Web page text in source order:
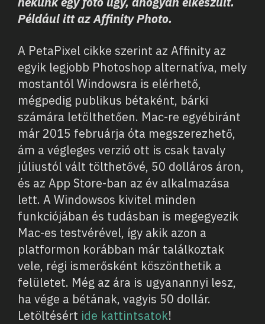
Például itt az Affinity Photo.
A PetaPixel cikke szerint az Affinity az
egyik legjobb Photoshop alternatíva, mely
mostantól Windowsra is elérhető,
mégpedig publikus bétaként, bárki
számára letölthetően. Mac-re egyébiránt
már 2015 februárja óta megszerezhető,
ám a végleges verzió ott is csak tavaly
júliustól vált tölthetővé, 50 dolláros áron,
és az App Store-ban az év alkalmazása
lett. A Windowsos kivitel minden
funkciójában és tudásban is megegyezik
Mac-es testvérével, így akik azon a
platformon korábban már találkoztak
vele, régi ismerősként köszönthetik a
felületet. Még az ára is ugyanannyi lesz,
ha vége a bétának, vagyis 50 dollár.
Letöltésért ide kattintsatok!